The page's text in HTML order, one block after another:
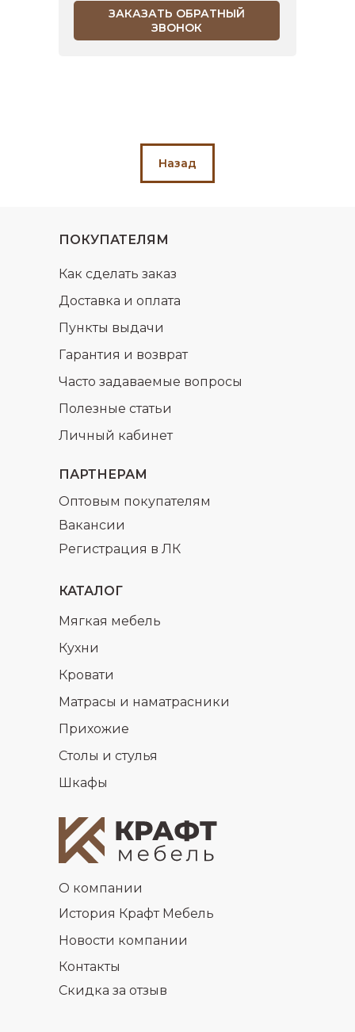
ЗАКАЗАТЬ ОБРАТНЫЙ
ЗВОНОК
Назад
ПАРТНЕРАМ
Регистрация в ЛК
Оптовым покупателям
Вакансии
КАТАЛОГ
Кухни
Мягкая мебель
Кровати
Матрасы и наматрасники
Прихожие
Столы и стулья
Шкафы
ПОКУПАТЕЛЯМ
Доставка и оплата
Часто задаваемые вопросы
Гарантия и возврат
Полезные статьи
Пункты выдачи
Как сделать заказ
Личный кабинет
О компании
История Крафт Мебель
Новости компании
Контакты
Скидка за отзыв